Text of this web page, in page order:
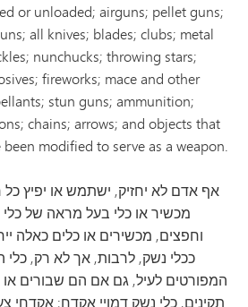
or unloaded; airguns; pellet guns;
all knives; blades; clubs; metal
nunchucks; throwing stars;
fireworks; mace and other
stun guns; ammunition;
chains; arrows; and objects that
been modified to serve as a weapon.
אף אדם לא יחזיק, ישתמש או יפיץ
מכשיר או כלי בעל מראה של
וחפצים, מכשירים או כלים כאלה
ככלי נשק, לרבות, אך לא רק, כלי
המפורטים לעיל, גם אם הם שבורים או
תקינים, כלי נשק דמויי אקדח; אקדחי